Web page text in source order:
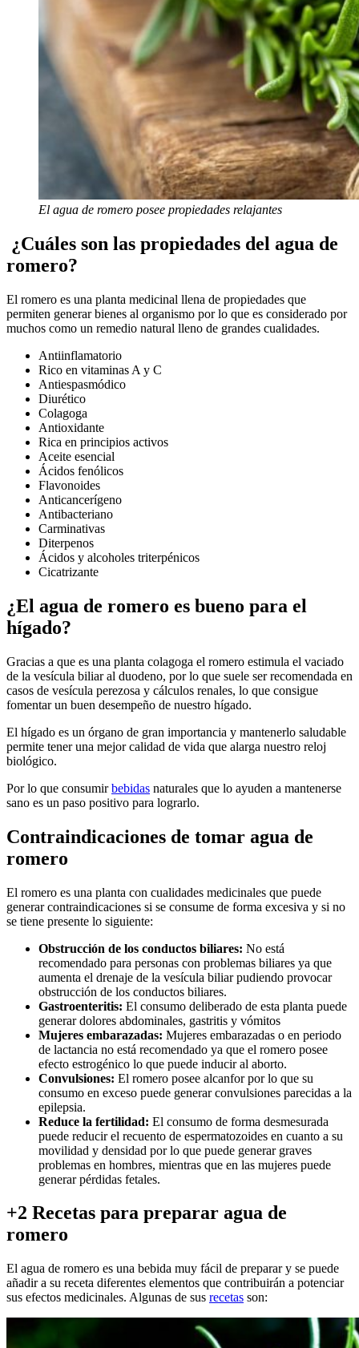
El agua de romero posee propiedades relajantes
¿Cuáles son las propiedades del agua de
romero?
El romero es una planta medicinal llena de propiedades que
permiten generar bienes al organismo por lo que es considerado por
muchos como un remedio natural lleno de grandes cualidades.
Antiinflamatorio
Rico en vitaminas A y C
Antiespasmódico
Diurético
Colagoga
Antioxidante
Rica en principios activos
Aceite esencial
Ácidos fenólicos
Flavonoides
Anticancerígeno
Antibacteriano
Carminativas
Diterpenos
Ácidos y alcoholes triterpénicos
Cicatrizante
¿El agua de romero es bueno para el
hígado?
Gracias a que es una planta colagoga el romero estimula el vaciado
de la vesícula biliar al duodeno, por lo que suele ser recomendada en
casos de vesícula perezosa y cálculos renales, lo que consigue
fomentar un buen desempeño de nuestro hígado.
El hígado es un órgano de gran importancia y mantenerlo saludable
permite tener una mejor calidad de vida que alarga nuestro reloj
biológico.
Por lo que consumirbebidas naturales que lo ayuden a mantenerse
sano es un paso positivo para lograrlo.
Contraindicaciones de tomar agua de
romero
El romero es una planta con cualidades medicinales que puede
generar contraindicaciones si se consume de forma excesiva y si no
se tiene presente lo siguiente:
Obstrucción de los conductos biliares: No está
recomendado para personas con problemas biliares ya que
aumenta el drenaje de la vesícula biliar pudiendo provocar
obstrucción de los conductos biliares.
Gastroenteritis: El consumo deliberado de esta planta puede
generar dolores abdominales, gastritis y vómitos
Mujeres embarazadas: Mujeres embarazadas o en periodo
de lactancia no está recomendado ya que el romero posee
efecto estrogénico lo que puede inducir al aborto.
Convulsiones: El romero posee alcanfor por lo que su
consumo en exceso puede generar convulsiones parecidas a la
epilepsia.
Reduce la fertilidad: El consumo de forma desmesurada
puede reducir el recuento de espermatozoides en cuanto a su
movilidad y densidad por lo que puede generar graves
problemas en hombres, mientras que en las mujeres puede
generar pérdidas fetales.
+2 Recetas para preparar agua de
romero
El agua de romero es una bebida muy fácil de preparar y se puede
añadir a su receta diferentes elementos que contribuirán a potenciar
sus efectos medicinales. Algunas de sus recetas son: